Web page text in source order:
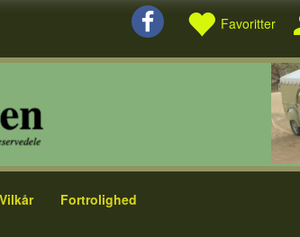
Favoritter
Fortrolighed